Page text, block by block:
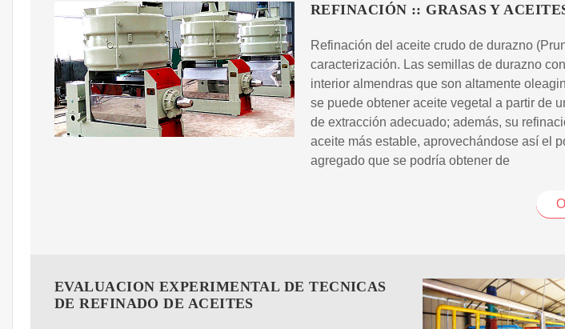
REFINACIÓN :: GRASAS Y
Refinación del aceite crudo de durazno
caracterización. Las semillas de durazno
interior almendras que son altamente
se puede obtener aceite vegetal a partir de
de extracción adecuado; además, su
aceite más estable, aprovechándose así el
agregado que se podría obtener de
EVALUACION EXPERIMENTAL DE TECNICAS
DE REFINADO DE ACEITES